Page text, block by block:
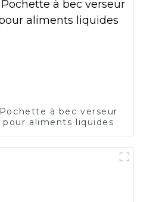
Pochette à bec verseur
pour aliments liquides